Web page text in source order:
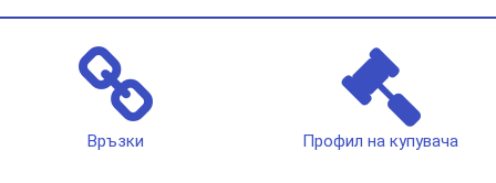
Връзки Профил на купувача